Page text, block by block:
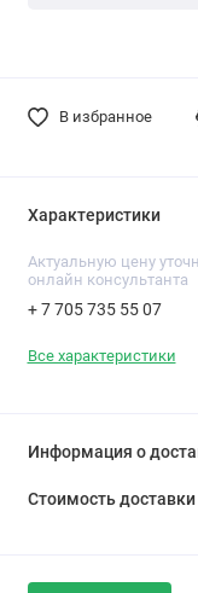
В избранное
Характеристики
Актуальную цену
онлайн консультанта
+ 7 705 735 55 07
Все характеристики
Информация о
Стоимость доставки